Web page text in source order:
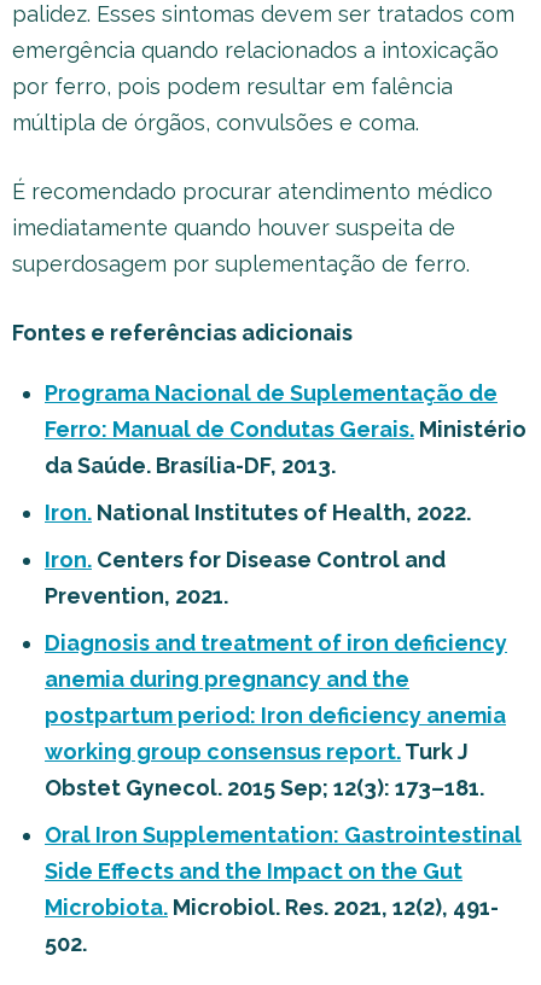
palidez. Esses sintomas devem ser tratados com
emergência quando relacionados a intoxicação
por ferro, pois podem resultar em falência
múltipla de órgãos, convulsões e coma.
É recomendado procurar atendimento médico
imediatamente quando houver suspeita de
superdosagem por suplementação de ferro.
Fontes e referências adicionais
Programa Nacional de Suplementação de
Ferro: Manual de Condutas Gerais. Ministério
da Saúde. Brasília-DF, 2013.
Iron. National Institutes of Health, 2022.
Iron. Centers for Disease Control and
Prevention, 2021.
Diagnosis and treatment of iron deficiency
anemia during pregnancy and the
postpartum period: Iron deficiency anemia
working group consensus report.Turk J
Obstet Gynecol. 2015 Sep; 12(3): 173–181.
Oral Iron Supplementation: Gastrointestinal
Side Effects and the Impact on the Gut
Microbiota. Microbiol. Res. 2021, 12(2), 491-
502.